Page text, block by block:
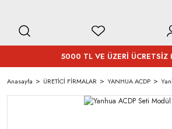
5000 TL VE ÜZERİ ÜCRETSİZ
Anasayfa ÜRETİCİ FİRMALAR YANHUA ACDP